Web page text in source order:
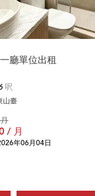
廳單位出租
呎
山臺
/ 月
年06月04日